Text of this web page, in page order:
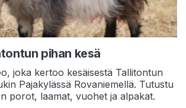
pihan kesä
joka kertoo kesäisestä Tallitontun
Pajakylässä Rovaniemellä. Tutustu
porot, laamat, vuohet ja alpakat.